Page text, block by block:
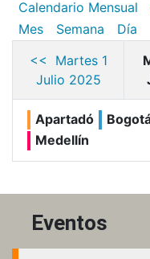
Calendario Mensual
Mes
Semana
Día
<< Martes 1
Julio 2025
Apartadó
Medellín
Eventos